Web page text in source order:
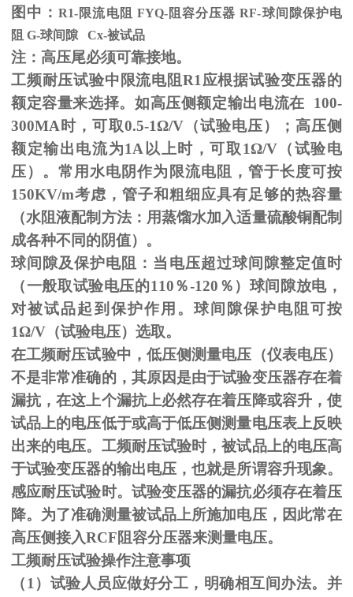
图中：R1-限流电阻 FYQ-阻容分压器RF-球间隙保护电
阻 G-球间隙 Cx-被试品
注：高压尾必须可靠接地。
工频耐压试验中限流电阻 R1 应根据试验变压器的
额定容量来选择。如高压侧额定输出电流在 100-
300MA 时，可取0.5-1Ω/V（试验电压）；高压侧
额定输出电流为1A 以上时，可取 1Ω/V（试验电
压）。常用水电阴作为限流电阻，管于长度可按
150KV/m考虑，管子和粗细应具有足够的热容量
（水阻液配制方法：用蒸馏水加入适量硫酸铜配制
成各种不同的阴值）。
球间隙及保护电阻：当电压超过球间隙整定值时
（一般取试验电压的110％-120 ％）球间隙放电，
对被试品起到保护作用。球间隙保护电阻可按
1Ω/V（试验电压）选取。
在工频耐压试验中，低压侧测量电压（仪表电压）
不是非常准确的，其原因是由于试验变压器存在着
漏抗，在这上个漏抗上必然存在着压降或容升，使
试品上的电压低于或高于低压侧测量电压表上反映
出来的电压。工频耐压试验时，被试品上的电压高
于试验变压器的输出电压，也就是所谓容升现象。
感应耐压试验时。试验变压器的漏抗必须存在着压
降。为了准确测量被试品上所施加电压，因此常在
高压侧接入RCF阻容分压器来测量电压。
工频耐压试验操作注意事项
（1 ）试验人员应做好分工，明确相互间办法。并